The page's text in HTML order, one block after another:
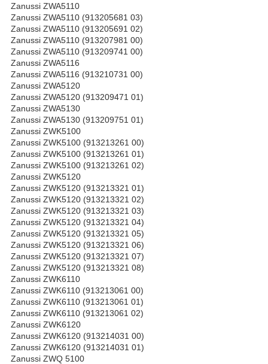
Zanussi ZWA5110
Zanussi ZWA5110 (913205681 03)
Zanussi ZWA5110 (913205691 02)
Zanussi ZWA5110 (913207981 00)
Zanussi ZWA5110 (913209741 00)
Zanussi ZWA5116
Zanussi ZWA5116 (913210731 00)
Zanussi ZWA5120
Zanussi ZWA5120 (913209471 01)
Zanussi ZWA5130
Zanussi ZWA5130 (913209751 01)
Zanussi ZWK5100
Zanussi ZWK5100 (913213261 00)
Zanussi ZWK5100 (913213261 01)
Zanussi ZWK5100 (913213261 02)
Zanussi ZWK5120
Zanussi ZWK5120 (913213321 01)
Zanussi ZWK5120 (913213321 02)
Zanussi ZWK5120 (913213321 03)
Zanussi ZWK5120 (913213321 04)
Zanussi ZWK5120 (913213321 05)
Zanussi ZWK5120 (913213321 06)
Zanussi ZWK5120 (913213321 07)
Zanussi ZWK5120 (913213321 08)
Zanussi ZWK6110
Zanussi ZWK6110 (913213061 00)
Zanussi ZWK6110 (913213061 01)
Zanussi ZWK6110 (913213061 02)
Zanussi ZWK6120
Zanussi ZWK6120 (913214031 00)
Zanussi ZWK6120 (913214031 01)
Zanussi ZWQ 5100